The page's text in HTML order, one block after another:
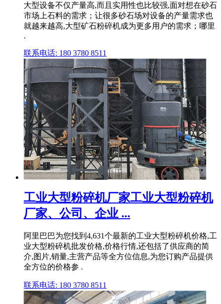
大型设备不仅产量高,而且实用性也比较强,面对想在砂石
市场上石料的需求；让很多砂石场对设备的产量需求也
就越来越高,大型矿石粉碎机成为更多用户的需求；哪里
.
联系电话: 180 3780 8511
工业大型粉碎机厂家工业大型粉碎机
厂家、公司、企业 ...
阿里巴巴为您找到4,631个最新的工业大型粉碎机价格,工
业大型粉碎机批发价格,价格行情,还包括了供应商的简
介,图片,销量,主营产品等全方位信息,为您订购产品提供
全方位的价格参 .
联系电话: 180 3780 8511